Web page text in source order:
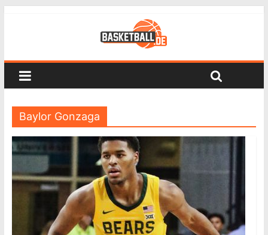
Baylor Gonzaga